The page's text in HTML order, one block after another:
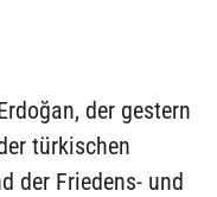
der gestern
türkischen
der Friedens- und